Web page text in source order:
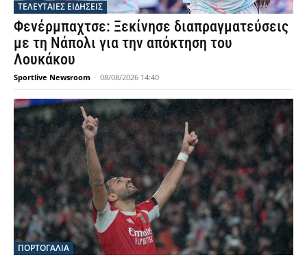
ΤΕΛΕΥΤΑΙΕΣ ΕΙΔΗΣΕΙΣ
Φενέρμπαχτσε: Ξεκίνησε διαπραγματεύσεις
με τη Νάπολι για την απόκτηση του
Λουκάκου
Sportlive Newsroom - 08/08/2026 14:40
ΠΟΡΤΟΓΑΛΙΑ